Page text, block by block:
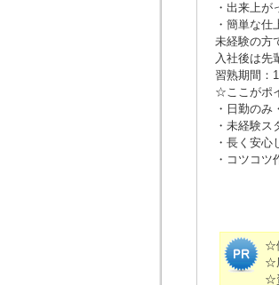
・出来上が
・簡単な仕
未経験の方
入社後は先
習熟期間
☆ここがポ
・日勤のみ
・未経験
・長く安心
・コツコツ
☆
☆
☆